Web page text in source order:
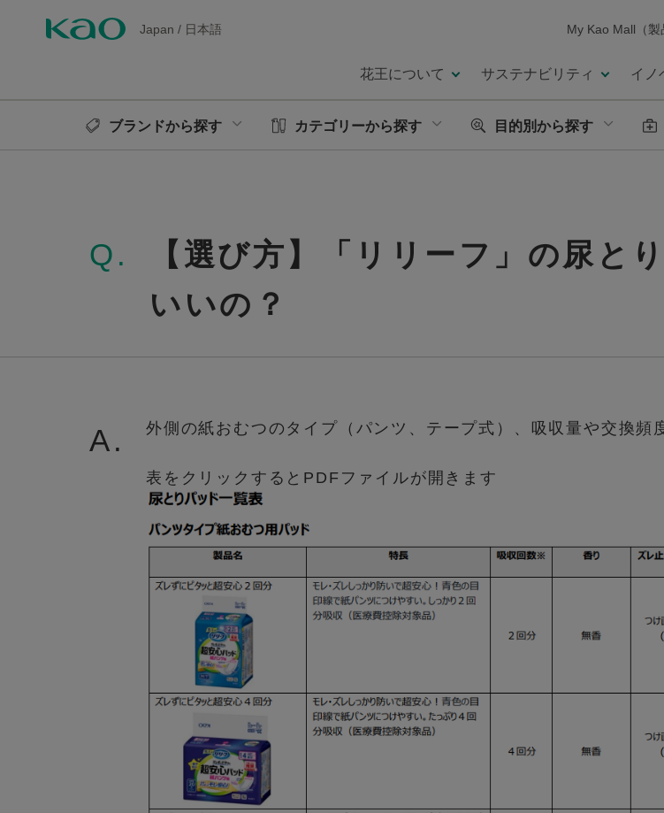
Japan / 日本語 My Kao Mall（製
花王について サステナビリティ イノ
ブランドから探す カテゴリーから探す 目的別から探す
Q.
【選び方】「リリーフ」の尿と
いいの？
A. 外側の紙おむつのタイプ（パンツ、テープ式）、吸収量や交換頻
表をクリックするとPDFファイルが開きます